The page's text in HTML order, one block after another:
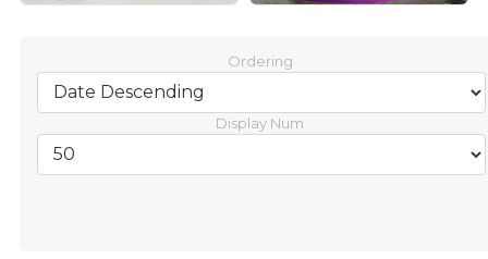
Ordering
Display Num